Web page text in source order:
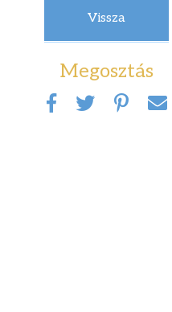
Vissza
Megosztás